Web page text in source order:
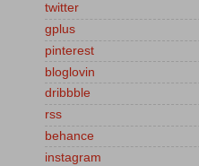
twitter
gplus
pinterest
bloglovin
dribbble
rss
behance
instagram